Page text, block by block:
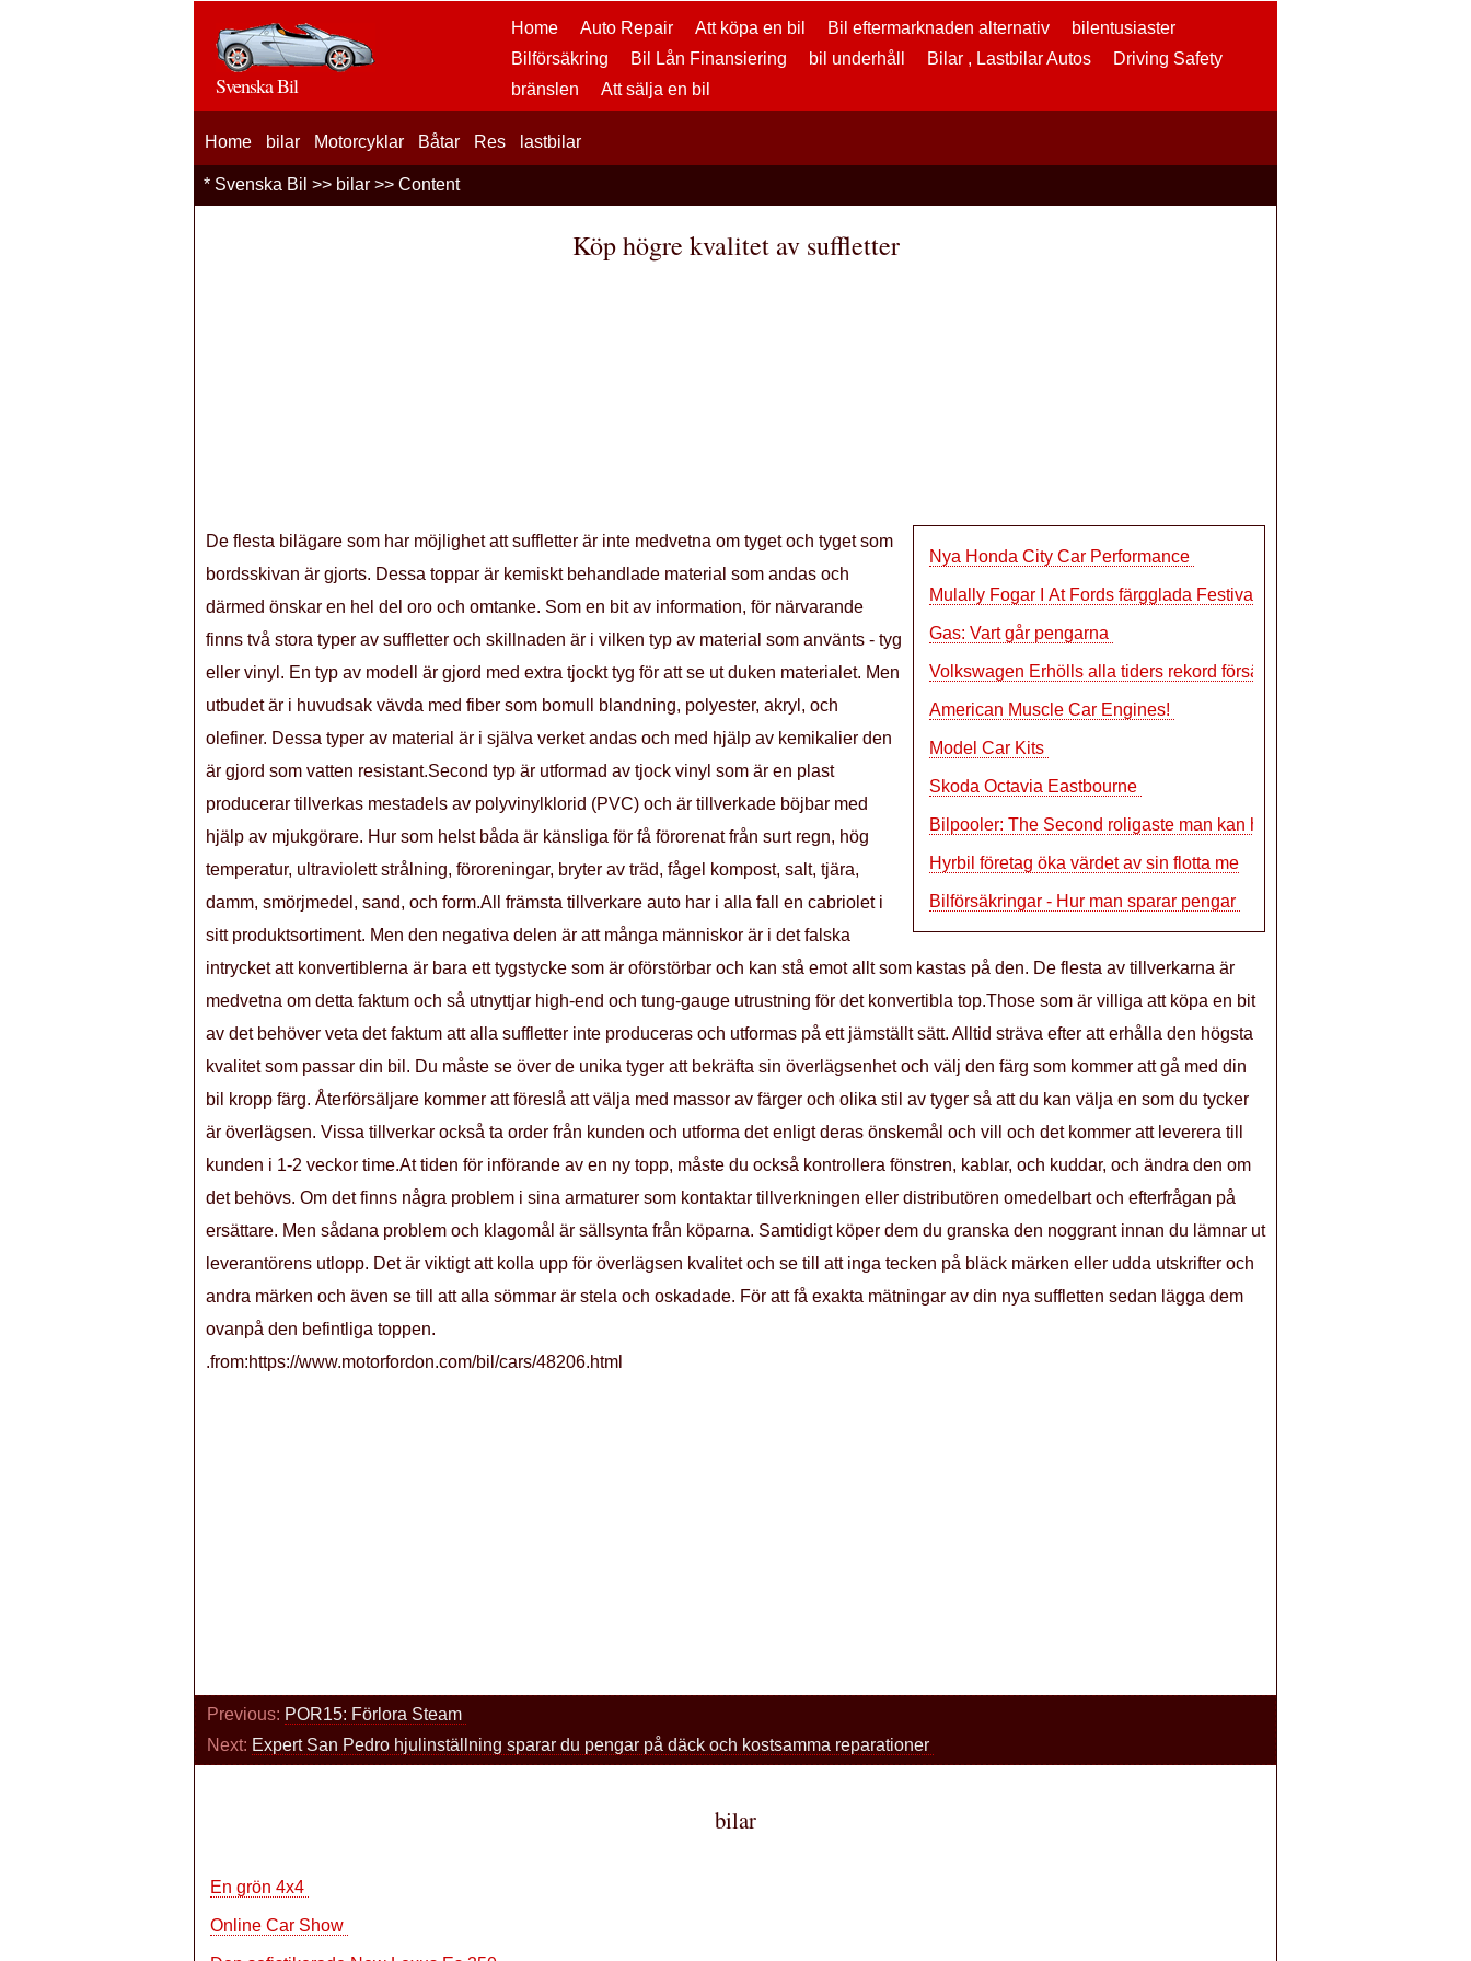
Home Auto Repair Att köpa en bil Bil eftermarknaden alternativ
bilentusiaster
Bilförsäkring
Bil Lån Finansiering bil underhåll Bilar , Lastbilar Autos
Driving Safety
bränslen
Att sälja en bil
Svenska Bil
Home bilar Motorcyklar Båtar Res lastbilar
* Svenska Bil >> bilar >> Content
Köp högre kvalitet av suffletter
Nya Honda City Car Performance
Mulally Fogar I At Fords färgglada Festival
Gas: Vart går pengarna
Volkswagen Erhölls alla tiders rekord försä
American Muscle Car Engines!
Model Car Kits
Skoda Octavia Eastbourne
Bilpooler: The Second roligaste man kan ha i
Hyrbil företag öka värdet av sin flotta me
Bilförsäkringar - Hur man sparar pengar
De flesta bilägare som har möjlighet att suffletter är inte medvetna om tyget och tyget som
bordsskivan är gjorts. Dessa toppar är kemiskt behandlade material som andas och
därmed önskar en hel del oro och omtanke. Som en bit av information, för närvarande
finns två stora typer av suffletter och skillnaden är i vilken typ av material som använts - tyg
eller vinyl. En typ av modell är gjord med extra tjockt tyg för att se ut duken materialet. Men
utbudet är i huvudsak vävda med fiber som bomull blandning, polyester, akryl, och
olefiner. Dessa typer av material är i själva verket andas och med hjälp av kemikalier den
är gjord som vatten resistant.Second typ är utformad av tjock vinyl som är en plast
producerar tillverkas mestadels av polyvinylklorid (PVC) och är tillverkade böjbar med
hjälp av mjukgörare. Hur som helst båda är känsliga för få förorenat från surt regn, hög
temperatur, ultraviolett strålning, föroreningar, bryter av träd, fågel kompost, salt, tjära,
damm, smörjmedel, sand, och form.All främsta tillverkare auto har i alla fall en cabriolet i
sitt produktsortiment. Men den negativa delen är att många människor är i det falska
intrycket att konvertiblerna är bara ett tygstycke som är oförstörbar och kan stå emot allt som kastas på den. De flesta av tillverkarna är
medvetna om detta faktum och så utnyttjar high-end och tung-gauge utrustning för det konvertibla top.Those som är villiga att köpa en bit
av det behöver veta det faktum att alla suffletter inte produceras och utformas på ett jämställt sätt. Alltid sträva efter att erhålla den högsta
kvalitet som passar din bil. Du måste se över de unika tyger att bekräfta sin överlägsenhet och välj den färg som kommer att gå med din
bil kropp färg. Återförsäljare kommer att föreslå att välja med massor av färger och olika stil av tyger så att du kan välja en som du tycker
är överlägsen. Vissa tillverkar också ta order från kunden och utforma det enligt deras önskemål och vill och det kommer att leverera till
kunden i 1-2 veckor time.At tiden för införande av en ny topp, måste du också kontrollera fönstren, kablar, och kuddar, och ändra den om
det behövs. Om det finns några problem i sina armaturer som kontaktar tillverkningen eller distributören omedelbart och efterfrågan på
ersättare. Men sådana problem och klagomål är sällsynta från köparna. Samtidigt köper dem du granska den noggrant innan du lämnar ut
leverantörens utlopp. Det är viktigt att kolla upp för överlägsen kvalitet och se till att inga tecken på bläck märken eller udda utskrifter och
andra märken och även se till att alla sömmar är stela och oskadade. För att få exakta mätningar av din nya suffletten sedan lägga dem
ovanpå den befintliga toppen.
.from:https://www.motorfordon.com/bil/cars/48206.html
Previous: POR15: Förlora Steam
Next: Expert San Pedro hjulinställning sparar du pengar på däck och kostsamma reparationer
bilar
En grön 4x4
Online Car Show